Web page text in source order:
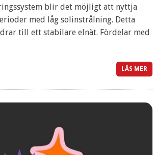
blir det möjligt att nyttja
med låg solinstrålning. Detta
till ett stabilare elnät. Fördelar med
LÄS MER